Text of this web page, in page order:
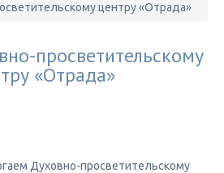
центру «Отрада»
просветительскому
«Отрада»
Духовно-просветительскому